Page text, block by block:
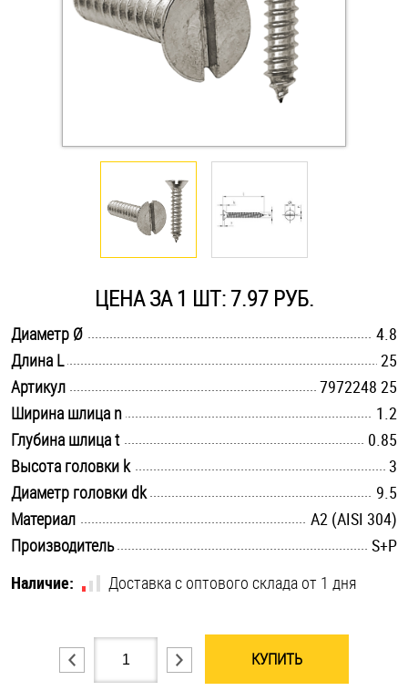
Крюки, кольца с метрической резьбой
Крюки, кольца с шурупной резьбой
Оснастка и аксессуары для яхт
Саморезы и шурупы
Стопорные кольца
Такелаж
Хомуты
Шайбы
Шпильки
Шплинты
Штифты и пальцы
ЦЕНА ЗА 1 ШТ: 7.97 РУБ.
Диаметр Ø
4.8
Длина L
25
Артикул
7972248 25
Ширина шлица n
1.2
Глубина шлица t
0.85
Высота головки k
3
Диаметр головки dk
9.5
Материал
А2 (AISI 304)
Производитель
S+P
Наличие:
Доставка с оптового склада от 1 дня
КУПИТЬ